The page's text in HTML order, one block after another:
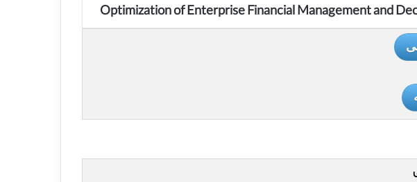
Optimization of Enterprise Financial Management and